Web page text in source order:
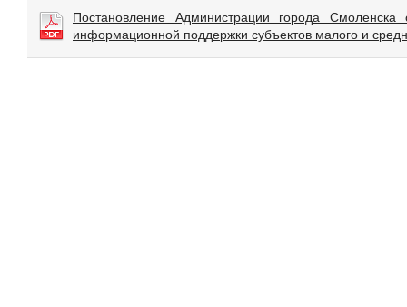
Постановление Администрации города
информационной поддержки субъектов малого и